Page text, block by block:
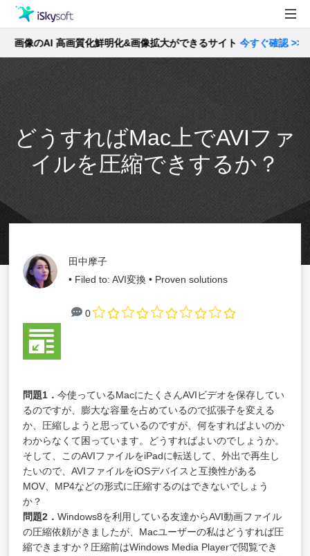
製品
Utility
製品活用事例
ストア
サポート
のAI 高画質化鮮明化&画像拡大ができるサイト今すぐ確認 >>
どうすればMac上でAVIファ
イルを圧縮できするか？
田中摩子
• Filed to:AVI変換 • Proven solutions
0
問題1．今使っているMacにたくさんAVIビデオを保存してい
るのですが、膨大な容量を占めているので拡張子を変える
か、圧縮しようと思っているのですが、何をすればよいのか
わからなくて困っています。どうすればよいのでしょうか。
そして、このAVIファイルをiPadに転送して、外出で再生し
たいので、AVIファイルをiOSデバイスと互換性がある
MOV、MP4などの形式に圧縮するのはできないでしょう
か？
問題2．Windows8を利用している友達からAVI動画ファイル
の圧縮依頼がきましたが、Macユーザーの私はどうすれば圧
縮できますか？圧縮前はWindows Media Playerで閲覧でき